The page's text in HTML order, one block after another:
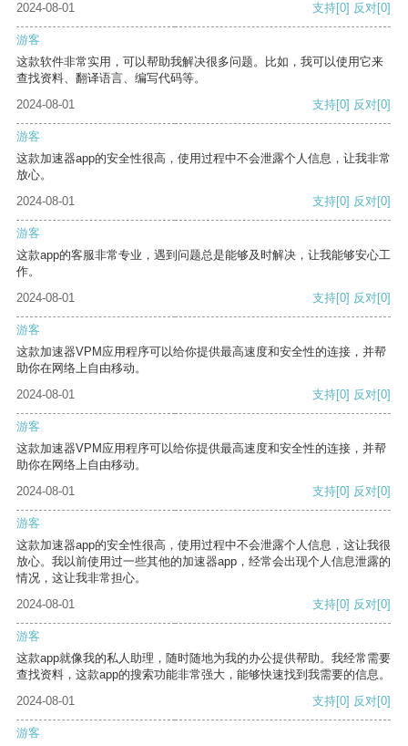
2024-08-01
支持[0] 反对[0]
游客
这款软件非常实用，可以帮助我解决很多问题。比如，我可以使用它来
查找资料、翻译语言、编写代码等。
2024-08-01
支持[0] 反对[0]
游客
这款加速器app的安全性很高，使用过程中不会泄露个人信息，让我非常
放心。
2024-08-01
支持[0] 反对[0]
游客
这款app的客服非常专业，遇到问题总是能够及时解决，让我能够安心工
作。
2024-08-01
支持[0] 反对[0]
游客
这款加速器VPM应用程序可以给你提供最高速度和安全性的连接，并帮
助你在网络上自由移动。
2024-08-01
支持[0] 反对[0]
游客
这款加速器VPM应用程序可以给你提供最高速度和安全性的连接，并帮
助你在网络上自由移动。
2024-08-01
支持[0] 反对[0]
游客
这款加速器app的安全性很高，使用过程中不会泄露个人信息，这让我很
放心。我以前使用过一些其他的加速器app，经常会出现个人信息泄露的
情况，这让我非常担心。
2024-08-01
支持[0] 反对[0]
游客
这款app就像我的私人助理，随时随地为我的办公提供帮助。我经常需要
查找资料，这款app的搜索功能非常强大，能够快速找到我需要的信息。
2024-08-01
支持[0] 反对[0]
游客